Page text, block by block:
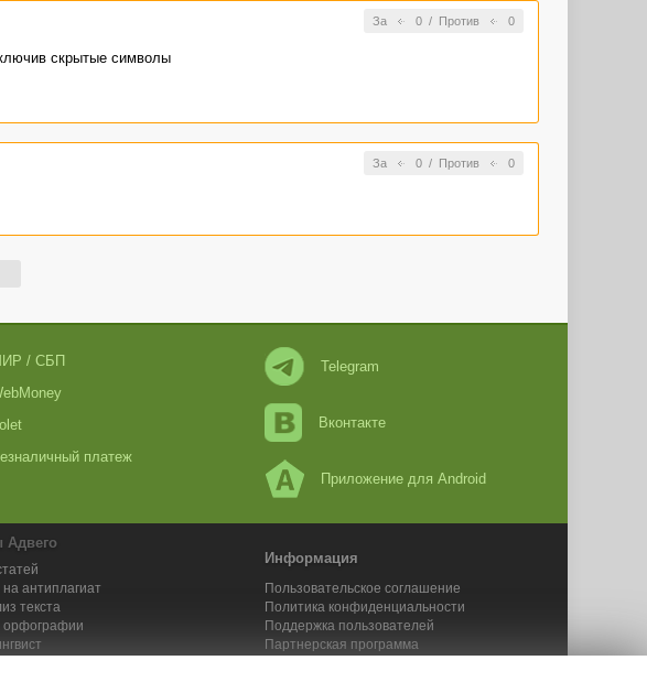
За 0/ Против 0
скрытые символы
За 0/ Против 0
/ СБП
платеж
Telegram
Вконтакте
Приложение для Android
Адвего
антиплагиат
текста
орфографии
Информация
Пользовательское соглашение
Политика конфиденциальности
Поддержка пользователей
Партнерская программа